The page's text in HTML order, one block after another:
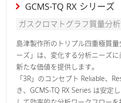
GCMS-TQ RX シリーズ
ガスクロマトグラフ質量分
島津製作所のトリプル四重極質量
ーズ」は、変化する分析ニーズ
新たな価値を提供します。
「3R」のコンセプト Reliable、
き、GCMS-TQ RX Series は安定